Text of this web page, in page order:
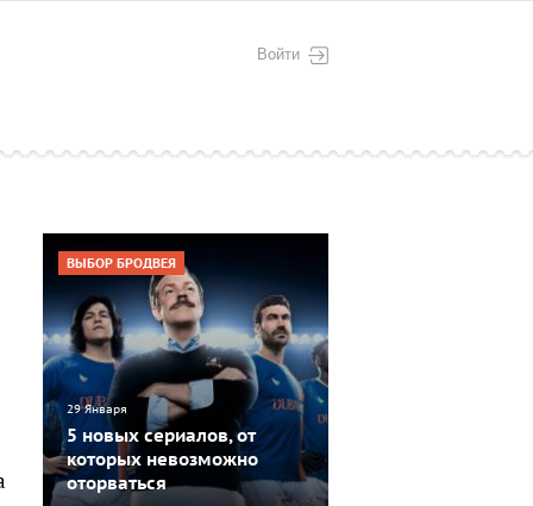
Войти
ВЫБОР БРОДВЕЯ
29 Января
5 новых сериалов, от
которых невозможно
оторваться